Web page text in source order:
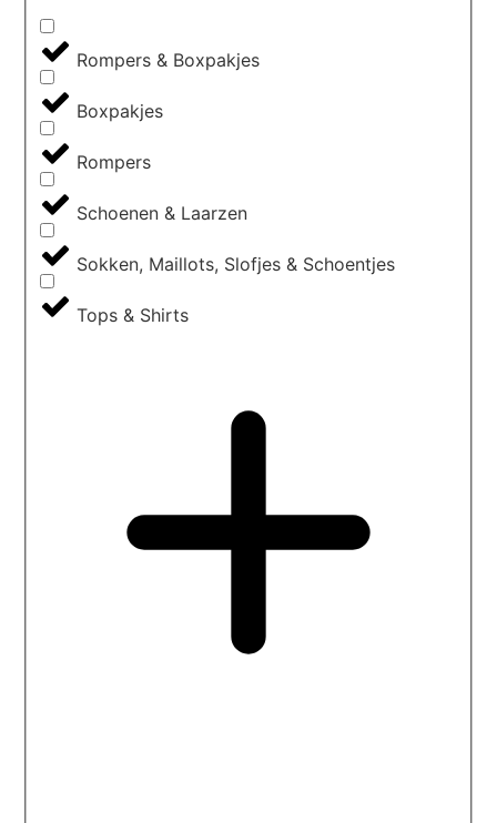
Rompers & Boxpakjes
Boxpakjes
Rompers
Schoenen & Laarzen
Sokken, Maillots, Slofjes & Schoentjes
Tops & Shirts